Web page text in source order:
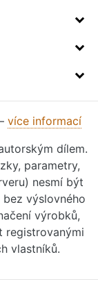
více informací
dílem.
parametry,
nesmí být
výslovného
výrobků,
registrovanými
vlastníků.